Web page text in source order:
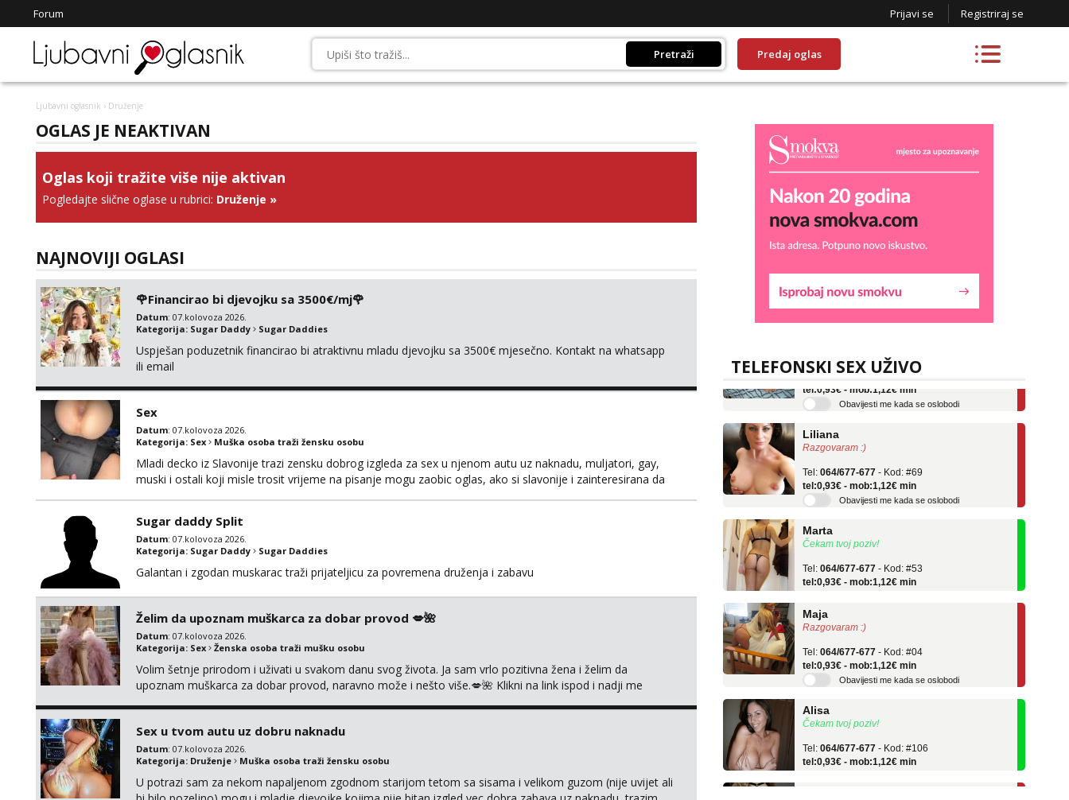
Forum Prijavi se Registriraj se
Pretraži Predaj oglas
Ljubavni oglasnik › Druženje
OGLAS JE NEAKTIVAN
Oglas koji tražite više nije aktivan
Pogledajte slične oglase u rubrici: Druženje »
NAJNOVIJI OGLASI
🌹Financirao bi djevojku sa 3500€/mj🌹
Datum: 07.kolovoza 2026.
Kategorija: Sugar Daddy Sugar Daddies
Uspješan poduzetnik financirao bi atraktivnu mladu djevojku sa 3500€ mjesečno. Kontakt na whatsapp
ili email
Sex
Datum: 07.kolovoza 2026.
Kategorija: Sex Muška osoba traži žensku osobu
Mladi decko iz Slavonije trazi zensku dobrog izgleda za sex u njenom autu uz naknadu, muljatori, gay,
muski i ostali koji misle trosit vrijeme na pisanje mogu zaobic oglas, ako si slavonije i zainteresirana da
Sugar daddy Split
Datum: 07.kolovoza 2026.
Kategorija: Sugar Daddy Sugar Daddies
Galantan i zgodan muskarac traži prijateljicu za povremena druženja i zabavu
Želim da upoznam muškarca za dobar provod 💋🌺
Datum: 07.kolovoza 2026.
Kategorija: Sex Ženska osoba traži mušku osobu
Volim šetnje prirodom i uživati u svakom danu svog života. Ja sam vrlo pozitivna žena i želim da
upoznam muškarca za dobar provod, naravno može i nešto više.💋🌺 Klikni na link ispod i nadji me
Sex u tvom autu uz dobru naknadu
Datum: 07.kolovoza 2026.
Kategorija: Druženje Muška osoba traži žensku osobu
U potrazi sam za nekom napaljenom zgodnom starijom tetom sa sisama i velikom guzom (nije uvijet ali
TELEFONSKI SEX UŽIVO
Lucija
Tel: 064/677-677 - Kod: #136
tel:0,93€ - mob:1,12€ min
Obavijesti me kada se oslobodi
Razgovaram :)
064/677-677
tel:0,93€ - mob:1,12€ min
Obavijesti me kada se oslobodi
Čekam tvoj poziv!
064/677-677
tel:0,93€ - mob:1,12€ min
Razgovaram :)
064/677-677
tel:0,93€ - mob:1,12€ min
Obavijesti me kada se oslobodi
Čekam tvoj poziv!
064/677-677
tel:0,93€ - mob:1,12€ min